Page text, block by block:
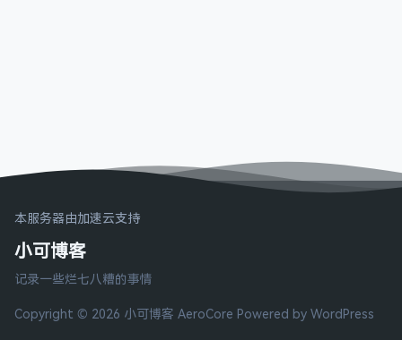
本服务器由加速云支持
小可博客
记录一些烂七八糟的事情
Copyright © 2026 小可博客 AeroCore Powered by WordPress